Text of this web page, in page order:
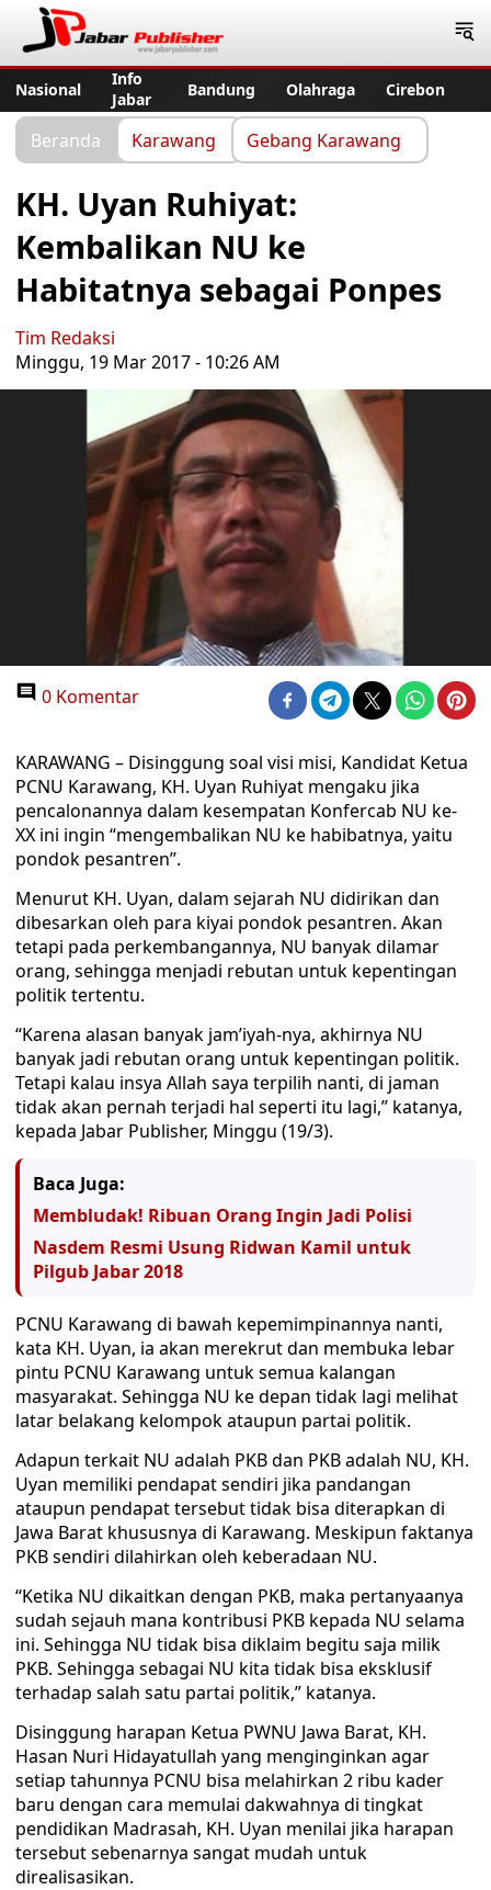
Nasional
Info
Jabar
Bandung Olahraga Cirebon
Beranda Karawang Gebang Karawang
KH. Uyan Ruhiyat:
Kembalikan NU ke
Habitatnya sebagai Ponpes
Tim Redaksi
Minggu, 19 Mar 2017 - 10:26 AM
0 Komentar
KARAWANG – Disinggung soal visi misi, Kandidat Ketua
PCNU Karawang, KH. Uyan Ruhiyat mengaku jika
pencalonannya dalam kesempatan Konfercab NU ke-
XX ini ingin “mengembalikan NU ke habibatnya, yaitu
pondok pesantren”.
Menurut KH. Uyan, dalam sejarah NU didirikan dan
dibesarkan oleh para kiyai pondok pesantren. Akan
tetapi pada perkembangannya, NU banyak dilamar
orang, sehingga menjadi rebutan untuk kepentingan
politik tertentu.
“Karena alasan banyak jam’iyah-nya, akhirnya NU
banyak jadi rebutan orang untuk kepentingan politik.
Tetapi kalau insya Allah saya terpilih nanti, di jaman
tidak akan pernah terjadi hal seperti itu lagi,” katanya,
kepada Jabar Publisher, Minggu (19/3).
Baca Juga:
Membludak! Ribuan Orang Ingin Jadi Polisi
Nasdem Resmi Usung Ridwan Kamil untuk
Pilgub Jabar 2018
PCNU Karawang di bawah kepemimpinannya nanti,
kata KH. Uyan, ia akan merekrut dan membuka lebar
pintu PCNU Karawang untuk semua kalangan
masyarakat. Sehingga NU ke depan tidak lagi melihat
latar belakang kelompok ataupun partai politik.
Adapun terkait NU adalah PKB dan PKB adalah NU, KH.
Uyan memiliki pendapat sendiri jika pandangan
ataupun pendapat tersebut tidak bisa diterapkan di
Jawa Barat khususnya di Karawang. Meskipun faktanya
PKB sendiri dilahirkan oleh keberadaan NU.
“Ketika NU dikaitkan dengan PKB, maka pertanyaanya
sudah sejauh mana kontribusi PKB kepada NU selama
ini. Sehingga NU tidak bisa diklaim begitu saja milik
PKB. Sehingga sebagai NU kita tidak bisa eksklusif
terhadap salah satu partai politik,” katanya.
Disinggung harapan Ketua PWNU Jawa Barat, KH.
Hasan Nuri Hidayatullah yang menginginkan agar
setiap tahunnya PCNU bisa melahirkan 2 ribu kader
baru dengan cara memulai dakwahnya di tingkat
pendidikan Madrasah, KH. Uyan menilai jika harapan
tersebut sebenarnya sangat mudah untuk
direalisasikan.